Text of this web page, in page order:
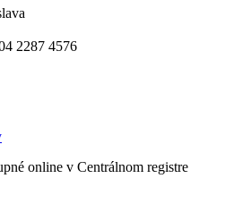
2287 4576
online v Centrálnom registre